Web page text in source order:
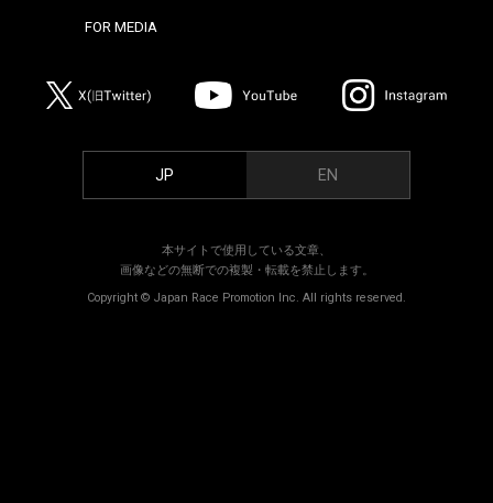
FOR MEDIA
JP EN
本サイトで使用している文章、
画像などの無断での複製・転載を禁止します。
Copyright © Japan Race Promotion Inc. All rights reserved.